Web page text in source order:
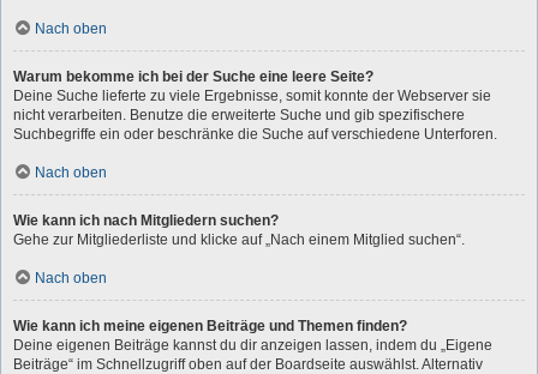
Nach oben
Warum bekomme ich bei der Suche eine leere Seite?
Deine Suche lieferte zu viele Ergebnisse, somit konnte der Webserver sie
nicht verarbeiten. Benutze die erweiterte Suche und gib spezifischere
Suchbegriffe ein oder beschränke die Suche auf verschiedene Unterforen.
Nach oben
Wie kann ich nach Mitgliedern suchen?
Gehe zur Mitgliederliste und klicke auf „Nach einem Mitglied suchen“.
Nach oben
Wie kann ich meine eigenen Beiträge und Themen finden?
Deine eigenen Beiträge kannst du dir anzeigen lassen, indem du „Eigene
Beiträge“ im Schnellzugriff oben auf der Boardseite auswählst. Alternativ